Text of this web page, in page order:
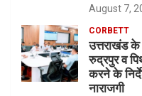
August 7,
CORBETT
उत्तराखंड
रुद्रपुर व
करने के
नाराजगी